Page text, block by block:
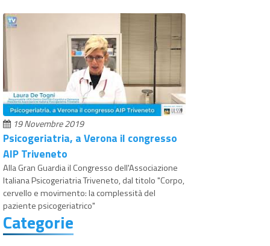
19 Novembre 2019
Psicogeriatria, a Verona il congresso
AIP Triveneto
Alla Gran Guardia il Congresso dell'Associazione
Italiana Psicogeriatria Triveneto, dal titolo "Corpo,
cervello e movimento: la complessità del
paziente psicogeriatrico"
Categorie